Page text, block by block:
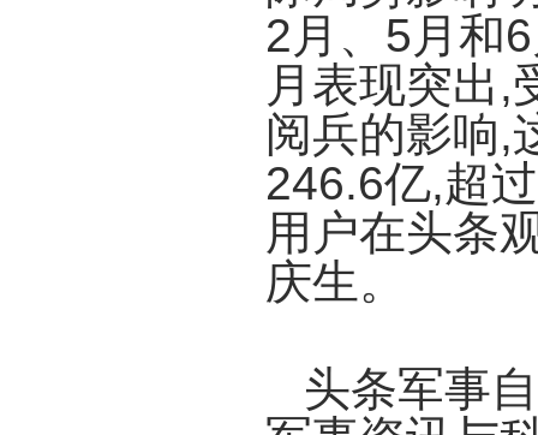
2月、5月和
月表现突出,
阅兵的影响,
246.6亿,超
用户在头条
庆生。
头条军事